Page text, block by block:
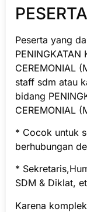
PESERTA
Peserta yang
PENINGKATAN
CEREMONIAL
staff sdm atau
bidang
CEREMONIAL
* Cocok untuk
berhubungan
*
SDM & Diklat,
Karena